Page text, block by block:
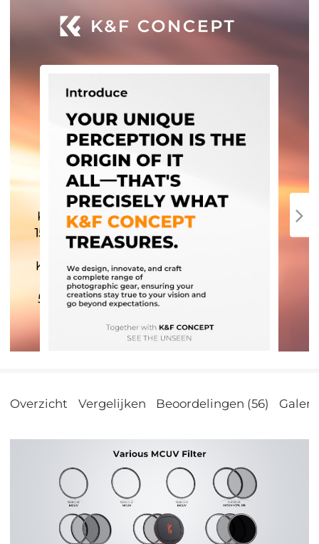
Overzicht Vergelijken Beoordelingen (56) Galerij